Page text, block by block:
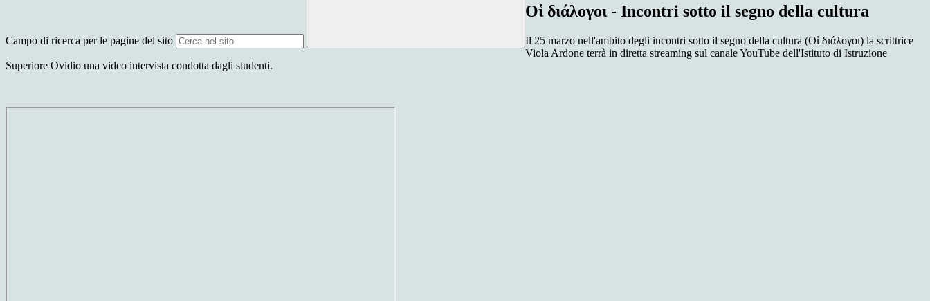
Campo di ricerca per le pagine del sito
Οἱ διάλογοι - Incontri sotto il segno della cultura
Il 25 marzo nell'ambito degli incontri sotto il segno della cultura (Οἱ διάλογοι) la scrittrice
Viola Ardone terrà in diretta streaming sul canale YouTube dell'Istituto di Istruzione
Superiore Ovidio una video intervista condotta dagli studenti.